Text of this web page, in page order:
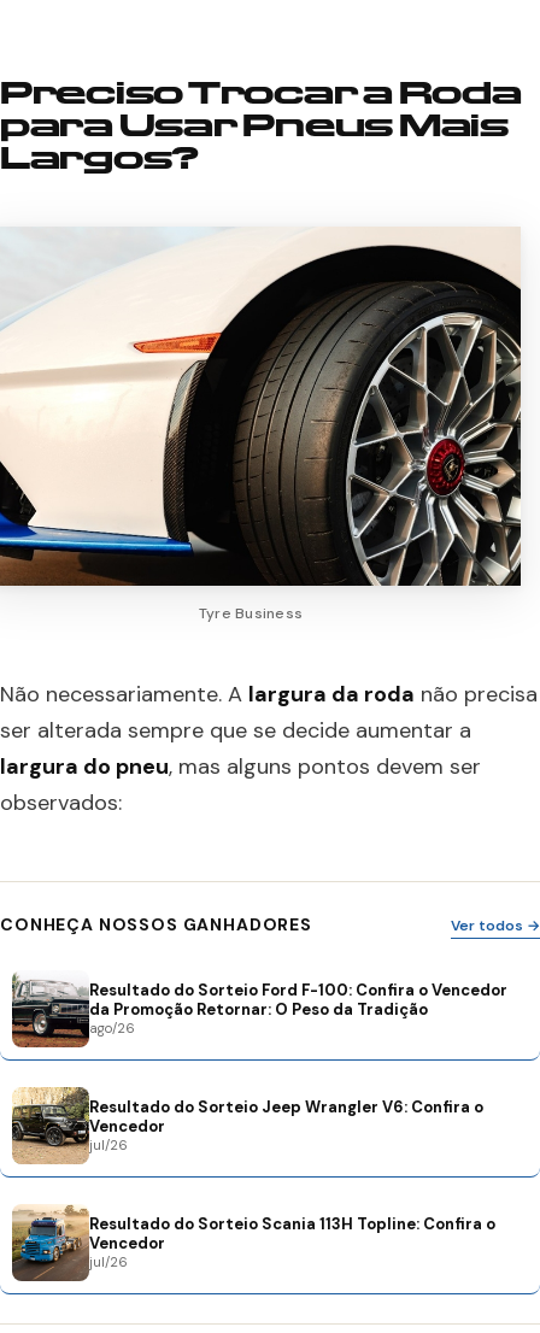
Preciso Trocar a Roda
para Usar Pneus Mais
Largos?
Tyre Business
Não necessariamente. A largura da roda não precisa
ser alterada sempre que se decide aumentar a
largura do pneu, mas alguns pontos devem ser
observados:
CONHEÇA NOSSOS GANHADORES Ver todos →
Resultado do Sorteio Ford F-100: Confira o Vencedor
da Promoção Retornar: O Peso da Tradição
ago/26
Resultado do Sorteio Jeep Wrangler V6: Confira o
Vencedor
jul/26
Resultado do Sorteio Scania 113H Topline: Confira o
Vencedor
jul/26